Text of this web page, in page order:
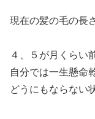
現在の髪の毛の長
４、５が月くらい
自分では一生懸命
どうにもならない